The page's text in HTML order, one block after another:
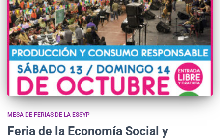
MESA DE FERIAS DE LA ESSYP
Feria de la Economía Social y